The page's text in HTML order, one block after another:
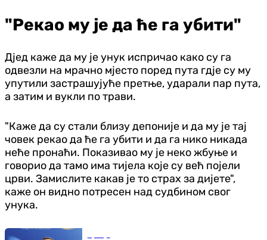
"Рекао му је да ће га убити"
Дјед каже да му је унук испричао како су га
одвезли на мрачно мјесто поред пута гдје су му
упутили застрашујуће претње, ударали пар пута,
а затим и вукли по трави.
"Каже да су стали близу депоније и да му је тај
човек рекао да ће га убити и да га нико никада
неће пронаћи. Показивао му је неко жбуње и
говорио да тамо има тијела које су већ појели
црви. Замислите какав је то страх за дијете",
каже он видно потресен над судбином свог
унука.